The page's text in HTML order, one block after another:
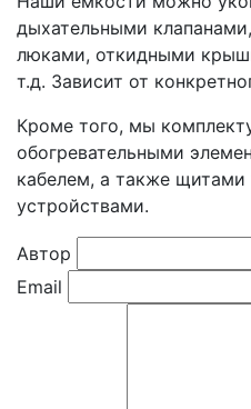
дыхательными
люками, откидными
т.д. Зависит от
Кроме того, мы
обогревательными
кабелем, а также щитами
устройствами.
Автор
Email